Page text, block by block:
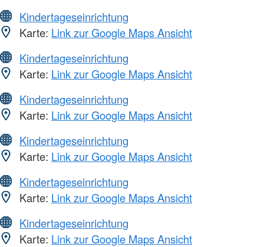
Kindertageseinrichtung
Karte: Link zur Google Maps Ansicht
Kindertageseinrichtung
Karte: Link zur Google Maps Ansicht
Kindertageseinrichtung
Karte: Link zur Google Maps Ansicht
Kindertageseinrichtung
Karte: Link zur Google Maps Ansicht
Kindertageseinrichtung
Karte: Link zur Google Maps Ansicht
Kindertageseinrichtung
Karte: Link zur Google Maps Ansicht